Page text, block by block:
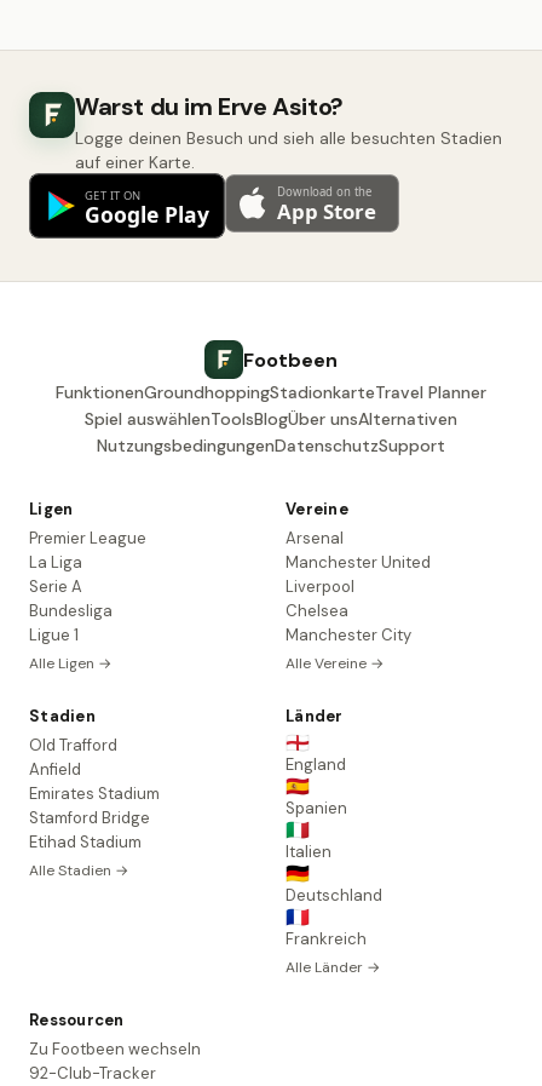
Warst du im Erve Asito?
Logge deinen Besuch und sieh alle besuchten Stadien
auf einer Karte.
Footbeen
FunktionenGroundhoppingStadionkarteTravel Planner
Spiel auswählenToolsBlogÜber unsAlternativen
NutzungsbedingungenDatenschutzSupport
Ligen
Premier League
La Liga
Serie A
Bundesliga
Ligue 1
Alle Ligen →
Vereine
Arsenal
Manchester United
Liverpool
Chelsea
Manchester City
Alle Vereine →
Stadien
Old Trafford
Anfield
Emirates Stadium
Stamford Bridge
Etihad Stadium
Alle Stadien →
Länder
🏴󠁧󠁢󠁥󠁮󠁧󠁿
England
🇪🇸
Spanien
🇮🇹
Italien
🇩🇪
Deutschland
🇫🇷
Frankreich
Alle Länder →
Ressourcen
Zu Footbeen wechseln
92-Club-Tracker